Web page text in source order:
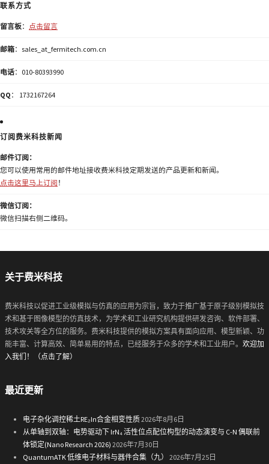
联系方式
留言板： 点击留言
邮箱：sales_at_fermitech.com.cn
电话：010-80393990
QQ ： 1732167264
订阅费米科技新闻
邮件订阅：
您可以使用常用的邮件地址接收费米科技定期发送的产品更新和新闻。
点击这里马上订阅 ！
微信订阅：
微信扫描右侧二维码。
关于费米科技
费米科技以促进工业级模拟与仿真的应用为宗旨，致力于推广基于原子级别模拟技
术和基于图像模型的仿真技术，为学术和工业研究机构提供研发咨询、软件部署、
技术攻关等全方位的服务。费米科技提供的模拟方案具有面向应用、模型新颖、功
能丰富、计算高效、简单易用的特点，已经服务于众多的学术和工业用户。 欢迎加
入我们！（点击了解）
最近更新
电子杂化调控稀土RE₂In合金相变性质2026年8月6日
从单轴到双轴：电势驱动下 IrN₄ 活性位点配位构型的动态演变与 C-N 偶联前
体锁定(Nano Research 2026) 2026年7月30日
QuantumATK 低维电子材料与器件合集（九）
2026年7月25日